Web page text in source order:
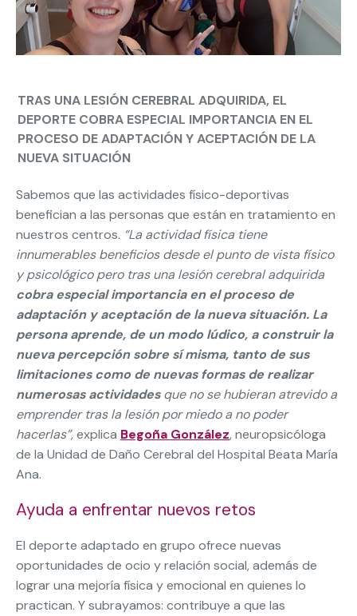
TRAS UNA LESIÓN CEREBRAL ADQUIRIDA, EL
DEPORTE COBRA ESPECIAL IMPORTANCIA EN EL
PROCESO DE ADAPTACIÓN Y ACEPTACIÓN DE LA
NUEVA SITUACIÓN
Sabemos que las actividades físico-deportivas
benefician a las personas que están en tratamiento en
nuestros centros. “La actividad física tiene
innumerables beneficios desde el punto de vista físico
y psicológico pero tras una lesión cerebral adquirida
cobra especial importancia en el proceso de
adaptación y aceptación de la nueva situación. La
persona aprende, de un modo lúdico, a construir la
nueva percepción sobre sí misma, tanto de sus
limitaciones como de nuevas formas de realizar
numerosas actividadesque no se hubieran atrevido a
emprender tras la lesión por miedo a no poder
hacerlas”,explica Begoña González, neuropsicóloga
de la Unidad de Daño Cerebral del Hospital Beata María
Ana.
Ayuda a enfrentar nuevos retos
El deporte adaptado en grupo ofrece nuevas
oportunidades de ocio y relación social, además de
lograr una mejoría física y emocional en quienes lo
practican. Y subrayamos: contribuye a que las